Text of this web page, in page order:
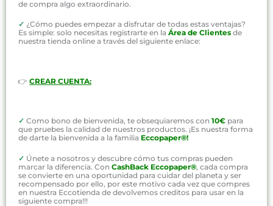
de compra algo extraordinario.
✓ ¿Cómo puedes empezar a disfrutar de todas estas ventajas?
Es simple: solo necesitas registrarte en la Área de Clientes de
nuestra tienda online a través del siguiente enlace:
👉 CREAR CUENTA:
✓ Como bono de bienvenida, te obsequiaremos con 10€ para
que pruebes la calidad de nuestros productos. ¡Es nuestra forma
de darte la bienvenida a la familia Eccopaper®!
✓ Únete a nosotros y descubre cómo tus compras pueden
marcar la diferencia. Con CashBack Eccopaper®, cada compra
se convierte en una oportunidad para cuidar del planeta y ser
recompensado por ello, por este motivo cada vez que compres
en nuestra Eccotienda de devolvemos creditos para usar en la
siguiente compra!!!